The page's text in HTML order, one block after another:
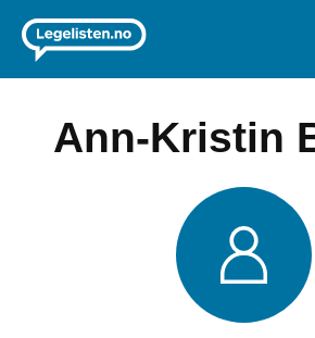
Ann-Kristin